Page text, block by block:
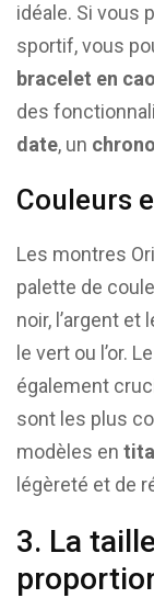
idéale. Si vous
sportif, vous
bracelet en
des
date, un
Couleurs
Les montres
palette de
noir, l’argent
le vert ou l’or.
également
sont les plus
modèles en
légèreté et de
3. La